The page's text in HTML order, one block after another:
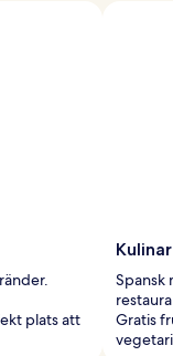
plats att
Spansk
Gratis